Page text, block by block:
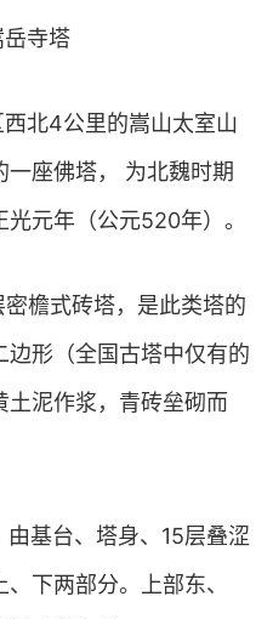
寺塔
北4公里的嵩山太室山
座佛塔， 为北魏时期
元年（公元520年）。
檐式砖塔，是此类塔的
形（全国古塔中仅有的
泥作浆，青砖垒砌而
基台、塔身、15层叠涩
下两部分。上部东、